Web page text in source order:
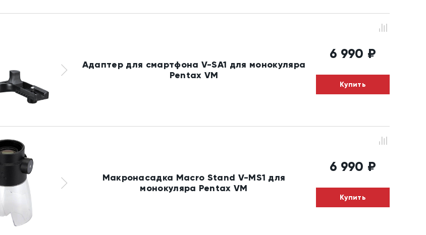
Адаптер для смартфона V-SA1 для монокуляра
Pentax VM
6 990 ₽
Купить
Макронасадка Macro Stand V-MS1 для
монокуляра Pentax VM
6 990 ₽
Купить